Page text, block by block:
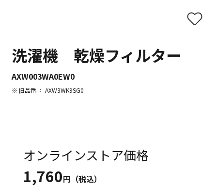
洗濯機 乾燥フィルター
AXW003WA0EW0
※ 旧品番 ： AXW3WK9SG0
オンラインストア価格
1,760円（税込）